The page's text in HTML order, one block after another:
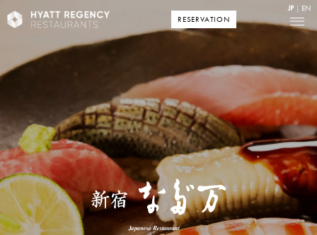
RESERVATION
JP EN